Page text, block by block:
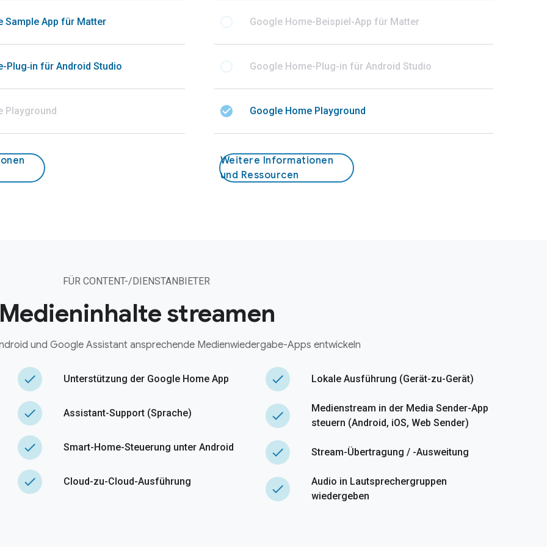
Sample App für Matter
Plug‑in für Android Studio
Playground
Google Home-Beispiel-App für Matter
Google Home-Plug-in für Android Studio
check_circle Google Home Playground
Weitere Informationen
und Ressourcen
FÜR CONTENT-/DIENSTANBIETER
Medieninhalte streamen
und Google Assistant ansprechende Medienwiedergabe-Apps entwickeln
done Unterstützung der Google Home App
done Assistant-Support (Sprache)
done Smart-Home-Steuerung unter Android
done Cloud-zu-Cloud-Ausführung
done Lokale Ausführung (Gerät-zu-Gerät)
done
Medienstream in der Media Sender-App
steuern (Android, iOS, Web Sender)
done Stream-Übertragung / -Ausweitung
done
Audio in Lautsprechergruppen
wiedergeben